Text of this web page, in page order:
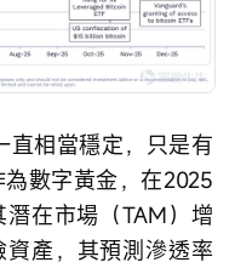
直相當穩定，只是有
數字黃金，在2025
在市場（TAM）增
產，其預測滲透率